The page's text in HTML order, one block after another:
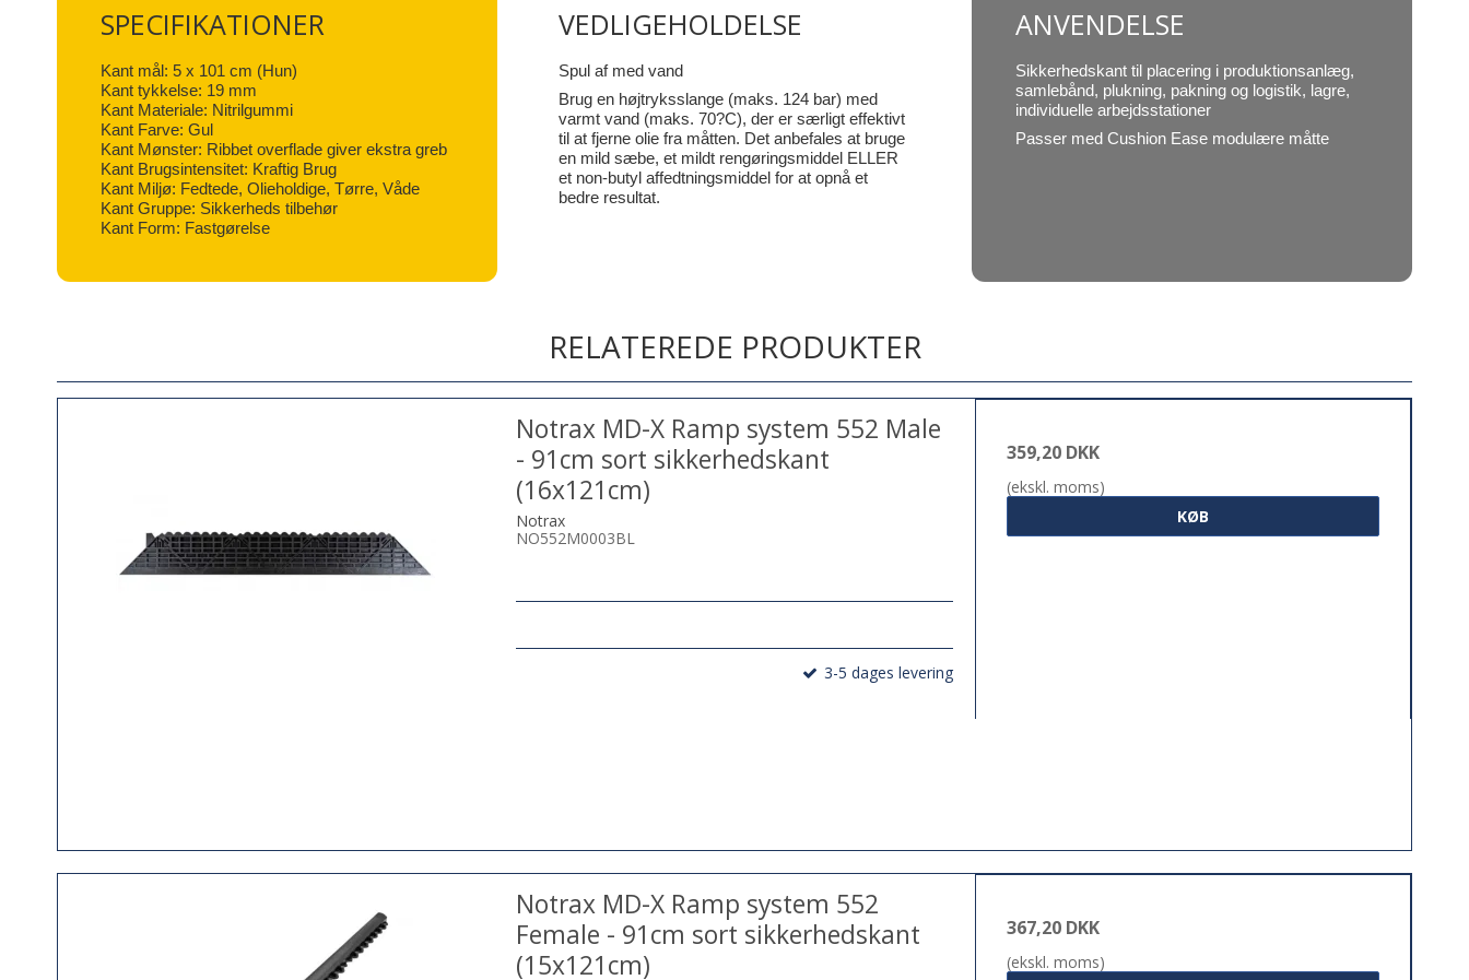
SPECIFIKATIONER
Kant mål: 5 x 101 cm (Hun)
Kant tykkelse: 19 mm
Kant Materiale: Nitrilgummi
Kant Farve: Gul
Kant Mønster: Ribbet overflade giver ekstra greb
Kant Brugsintensitet: Kraftig Brug
Kant Miljø: Fedtede, Olieholdige, Tørre, Våde
Kant Gruppe: Sikkerheds tilbehør
Kant Form: Fastgørelse
VEDLIGEHOLDELSE
Spul af med vand
Brug en højtryksslange (maks. 124 bar) med
varmt vand (maks. 70?C), der er særligt effektivt
til at fjerne olie fra måtten. Det anbefales at bruge
en mild sæbe, et mildt rengøringsmiddel ELLER
et non-butyl affedtningsmiddel for at opnå et
bedre resultat.
ANVENDELSE
Sikkerhedskant til placering i produktionsanlæg,
samlebånd, plukning, pakning og logistik, lagre,
individuelle arbejdsstationer
Passer med Cushion Ease modulære måtte
RELATEREDE PRODUKTER
Notrax MD-X Ramp system 552 Male
- 91cm sort sikkerhedskant
(16x121cm)
Notrax
NO552M0003BL
3-5 dages levering
359,20 DKK
(ekskl. moms)
KØB
Notrax MD-X Ramp system 552
Female - 91cm sort sikkerhedskant
(15x121cm)
367,20 DKK
(ekskl. moms)